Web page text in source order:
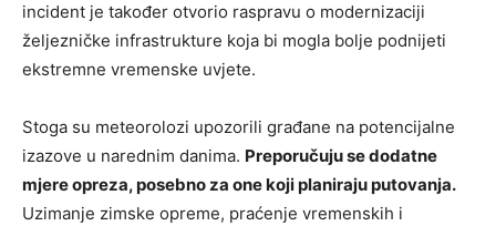
incident je također otvorio raspravu o modernizaciji
željezničke infrastrukture koja bi mogla bolje podnijeti
ekstremne vremenske uvjete.
Stoga su meteorolozi upozorili građane na potencijalne
izazove u narednim danima. Preporučuju se dodatne
mjere opreza, posebno za one koji planiraju putovanja.
Uzimanje zimske opreme, praćenje vremenskih i